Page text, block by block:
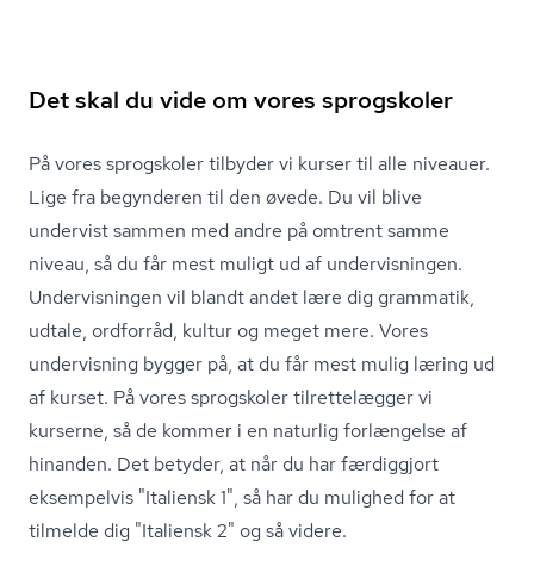
Det skal du vide om vores sprogskoler
På vores sprogskoler tilbyder vi kurser til alle niveauer.
Lige fra begynderen til den øvede. Du vil blive
undervist sammen med andre på omtrent samme
niveau, så du får mest muligt ud af undervisningen.
Undervisningen vil blandt andet lære dig grammatik,
udtale, ordforråd, kultur og meget mere. Vores
undervisning bygger på, at du får mest mulig læring ud
af kurset. På vores sprogskoler tilrettelægger vi
kurserne, så de kommer i en naturlig forlængelse af
hinanden. Det betyder, at når du har færdiggjort
eksempelvis "Italiensk 1", så har du mulighed for at
tilmelde dig "Italiensk 2" og så videre.